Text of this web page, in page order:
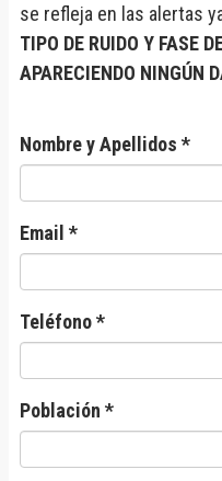
se refleja en las alertas
TIPO DE RUIDO Y FASE
APARECIENDO NINGÚN
Nombre y Apellidos *
Email *
Teléfono *
Población *